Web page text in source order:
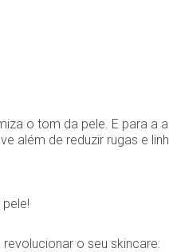
o tom da pele. E para a
além de reduzir rugas e
o seu skincare: